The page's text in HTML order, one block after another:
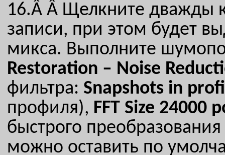
16.Â Â Щелкните дважды
записи, при этом будет
микса. Выполните
Restoration – Noise
фильтра: Snapshots in
профиля), FFT Size 24000
быстрого
можно оставить по